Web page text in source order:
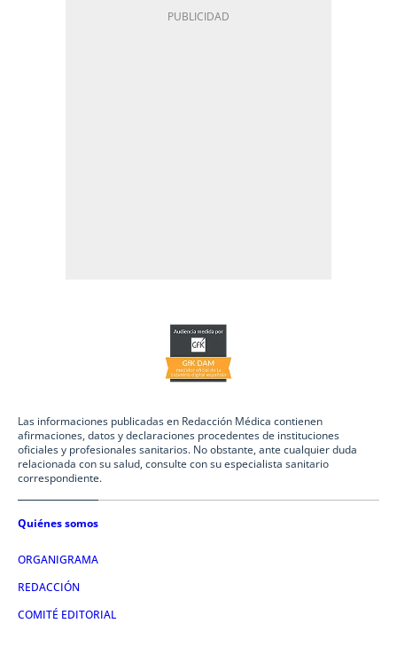
Las informaciones publicadas en Redacción Médica contienen
afirmaciones, datos y declaraciones procedentes de instituciones
oficiales y profesionales sanitarios. No obstante, ante cualquier duda
relacionada con su salud, consulte con su especialista sanitario
correspondiente.
Quiénes somos
ORGANIGRAMA
REDACCIÓN
COMITÉ EDITORIAL